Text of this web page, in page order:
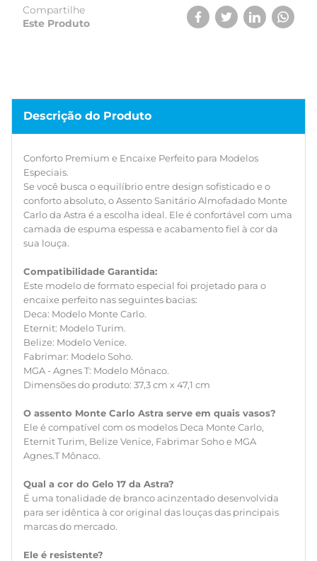
Compatibilidade Garantida:
MGA - Agnes T: Modelo Mônaco.
Dimensões do produto: 37,3 cm x 47,1 cm
O assento Monte Carlo Astra serve em quais vasos?
Ele é compatível com os modelos Deca Monte Carlo,
Eternit Turim, Belize Venice, Fabrimar Soho e MGA Agnes.T
Mônaco.
Qual a cor do Gelo 17 da Astra?
É uma tonalidade de branco acinzentado desenvolvida
marcas do mercado.
Ele é resistente?
Sim, além da espuma espessa o que entrega maciez sem
deformar, ele possui boa fixação para estabilidade e
durabilidade.
Compartilhe
Este Produto
Descrição do Produto
Conforto Premium e Encaixe Perfeito para Modelos
Especiais.
Se você busca o equilíbrio entre design sofisticado e o
conforto absoluto, o Assento Sanitário Almofadado Monte
Carlo da Astra é a escolha ideal. Ele é confortável com uma
camada de espuma espessa e acabamento fiel à cor da
sua louça.
Compatibilidade Garantida:
Este modelo de formato especial foi projetado para o
encaixe perfeito nas seguintes bacias:
Deca: Modelo Monte Carlo.
Eternit: Modelo Turim.
Belize: Modelo Venice.
Fabrimar: Modelo Soho.
MGA - Agnes T: Modelo Mônaco.
Dimensões do produto: 37,3 cm x 47,1 cm
O assento Monte Carlo Astra serve em quais vasos?
Ele é compatível com os modelos Deca Monte Carlo,
Eternit Turim, Belize Venice, Fabrimar Soho e MGA
Agnes.T Mônaco.
Qual a cor do Gelo 17 da Astra?
É uma tonalidade de branco acinzentado desenvolvida
para ser idêntica à cor original das louças das principais
marcas do mercado.
Ele é resistente?